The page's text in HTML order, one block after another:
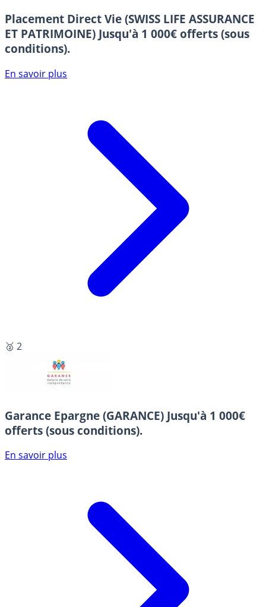
Placement Direct Vie (SWISS LIFE ASSURANCE
ET PATRIMOINE) Jusqu'à 1 000€ offerts (sous
conditions).
En savoir plus
🥈 2
Garance Epargne (GARANCE) Jusqu'à 1 000€
offerts (sous conditions).
En savoir plus